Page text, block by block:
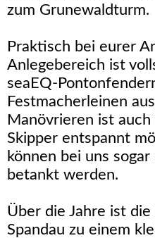
zum Grunewaldturm.
Praktisch bei eurer
Anlegebereich ist
seaEQ-
Festmacherleinen
Manövrieren ist
Skipper entspannt
können bei uns
betankt werden.
Über die Jahre ist
Spandau zu einem